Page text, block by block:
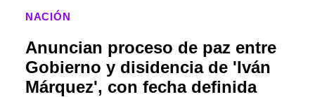
NACIÓN
Anuncian proceso de paz entre
Gobierno y disidencia de 'Iván
Márquez', con fecha definida